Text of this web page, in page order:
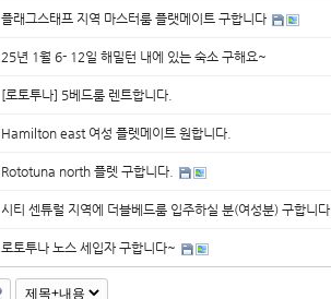
플래그스태프 지역 마스터룸 플랫메이트 구합니다
25년 1월 6- 12일 해밀턴 내에 있는 숙소 구해요~
[로토투나] 5베드룸 렌트합니다.
Hamilton east 여성 플렛메이트 원합니다.
Rototuna north 플렛 구합니다.
시티 센튜럴 지역에 더블베드룸 입주하실 분(여성분) 구합니다
로토투나 노스 세입자 구합니다~